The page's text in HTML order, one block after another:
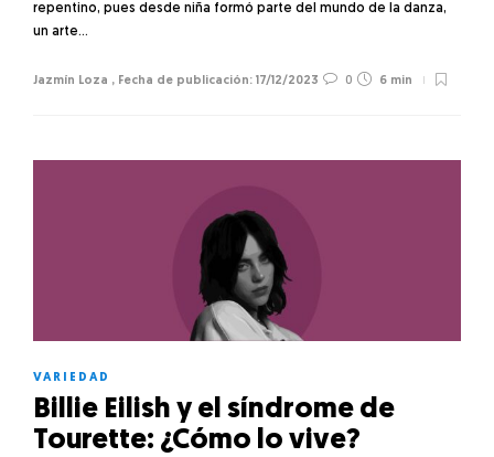
repentino, pues desde niña formó parte del mundo de la danza,
un arte…
Jazmín Loza , 17/12/2023 0 6 min
VARIEDAD
Billie Eilish y el síndrome de
Tourette: ¿Cómo lo vive?